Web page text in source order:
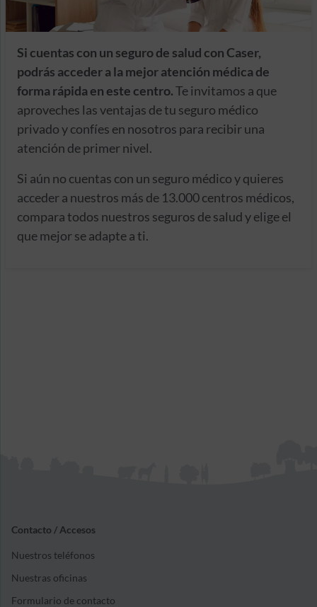
Si cuentas con un seguro de salud con Caser,
podrás acceder a la mejor atención médica de
forma rápida en este centro.Te invitamos a que
aproveches las ventajas de tu seguro médico
privado y confíes en nosotros para recibir una
atención de primer nivel.
Si aún no cuentas con un seguro médico y quieres
acceder a nuestros más de 13.000 centros médicos,
compara todos nuestros seguros de salud y elige el
que mejor se adapte a ti.
Contacto / Accesos
Nuestros teléfonos
Nuestras oficinas
Formulario de contacto